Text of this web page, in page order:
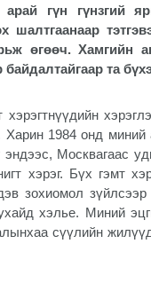
гүн гүнзгий
өгөөч. Хамгийн
та
1984 онд
Москвагаас
хэрэг. Бүх гэмт
зохиомол зүйлсээр
хэлье. Миний
сүүлийн